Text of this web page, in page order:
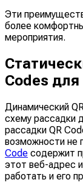
Эти
более
мероприятия.
Codes
Динамический
схему рассадки
рассадки QR
возможности не
Code содержит
этот веб-адрес
работать и его